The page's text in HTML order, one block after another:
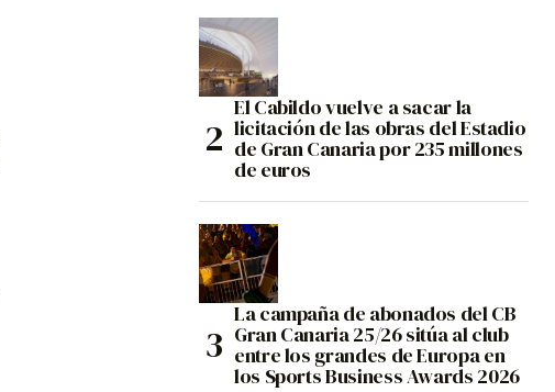
El Cabildo vuelve a sacar la
licitación de las obras del Estadio
de Gran Canaria por 235 millones
de euros
La campaña de abonados del CB
Gran Canaria 25/26 sitúa al club
entre los grandes de Europa en
los Sports Business Awards 2026